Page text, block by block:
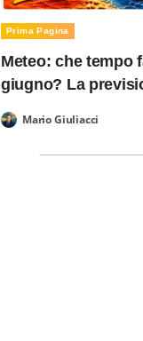
Prima Pagina
Meteo: che tempo
giugno? La
Mario Giuliacci